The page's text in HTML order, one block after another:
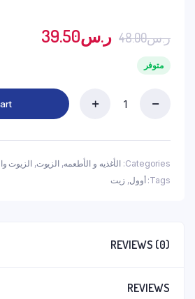
ر.س48.00 ر.س39.50
متوفر
هند
العضوي
quantity
Categories: الأغذيه و الأطعمه, الزيوت,الزيوت
Tags: أوول, زيت
REVIEWS (0)
REVIEWS